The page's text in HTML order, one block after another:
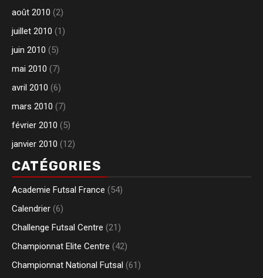
août 2010 (2)
juillet 2010 (1)
juin 2010 (5)
mai 2010 (7)
avril 2010 (6)
mars 2010 (7)
février 2010 (5)
janvier 2010 (12)
CATÉGORIES
Academie Futsal France (54)
Calendrier (6)
Challenge Futsal Centre (21)
Championnat Elite Centre (42)
Championnat National Futsal (61)